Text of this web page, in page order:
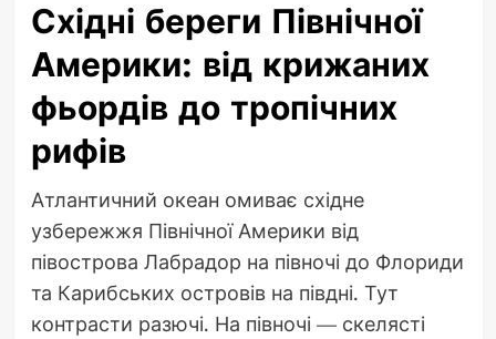
Східні береги Північної
Америки: від крижаних
фьордів до тропічних
рифів
Атлантичний океан омиває східне
узбережжя Північної Америки від
півострова Лабрадор на півночі до Флориди
та Карибських островів на півдні. Тут
контрасти разючі. На півночі — скелясті